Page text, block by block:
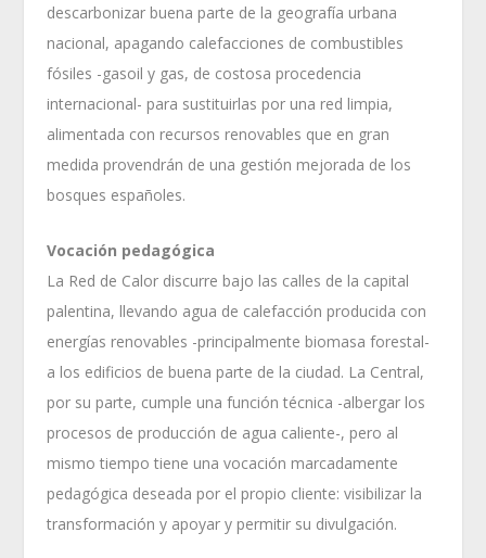
descarbonizar buena parte de la geografía urbana
nacional, apagando calefacciones de combustibles
fósiles -gasoil y gas, de costosa procedencia
internacional- para sustituirlas por una red limpia,
alimentada con recursos renovables que en gran
medida provendrán de una gestión mejorada de los
bosques españoles.
Vocación pedagógica
La Red de Calor discurre bajo las calles de la capital
palentina, llevando agua de calefacción producida con
energías renovables -principalmente biomasa forestal-
a los edificios de buena parte de la ciudad. La Central,
por su parte, cumple una función técnica -albergar los
procesos de producción de agua caliente-, pero al
mismo tiempo tiene una vocación marcadamente
pedagógica deseada por el propio cliente: visibilizar la
transformación y apoyar y permitir su divulgación.